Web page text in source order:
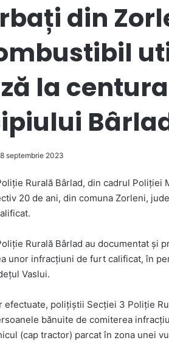
din
la
septembrie 2023
Rurală Bârlad, din cadrul Poliției
20 de ani, din comuna Zorleni,
Rurală Bârlad au documentat și
unor infracțiuni de furt calificat, în
Vaslui.
efectuate, polițiștii Secției 3 Poliție
bănuite de comiterea
(cap tractor) parcat în zona unei